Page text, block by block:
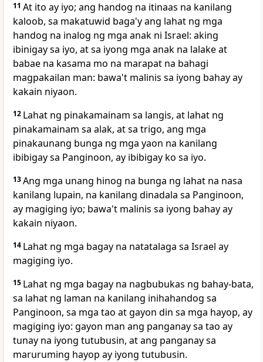
11 At ito ay iyo; ang handog na itinaas na kanilang
kaloob, sa makatuwid baga'y ang lahat ng mga
handog na inalog ng mga anak ni Israel: aking
ibinigay sa iyo, at sa iyong mga anak na lalake at
babae na kasama mo na marapat na bahagi
magpakailan man: bawa't malinis sa iyong bahay ay
kakain niyaon.
12 Lahat ng pinakamainam sa langis, at lahat ng
pinakamainam sa alak, at sa trigo, ang mga
pinakaunang bunga ng mga yaon na kanilang
ibibigay sa Panginoon, ay ibibigay ko sa iyo.
13Ang mga unang hinog na bunga ng lahat na nasa
kanilang lupain, na kanilang dinadala sa Panginoon,
ay magiging iyo; bawa't malinis sa iyong bahay ay
kakain niyaon.
14 Lahat ng mga bagay na natatalaga sa Israel ay
magiging iyo.
15 Lahat ng mga bagay na nagbubukas ng bahay-bata,
sa lahat ng laman na kanilang inihahandog sa
Panginoon, sa mga tao at gayon din sa mga hayop, ay
magiging iyo: gayon man ang panganay sa tao ay
tunay na iyong tutubusin, at ang panganay sa
maruruming hayop ay iyong tutubusin.